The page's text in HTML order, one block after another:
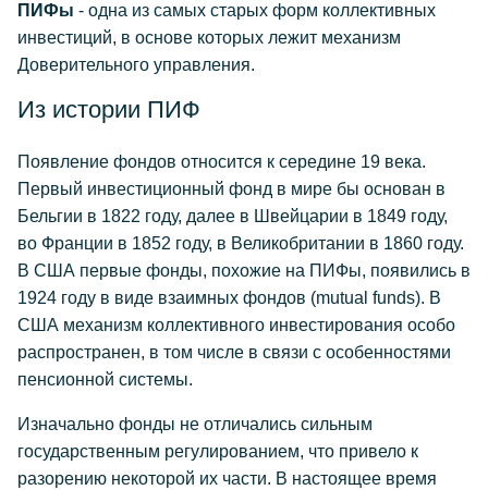
ПИФы - одна из самых старых форм коллективных
инвестиций, в основе которых лежит механизм
Доверительного управления.
Из истории ПИФ
Появление фондов относится к середине 19 века.
Первый инвестиционный фонд в мире бы основан в
Бельгии в 1822 году, далее в Швейцарии в 1849 году,
во Франции в 1852 году, в Великобритании в 1860 году.
В США первые фонды, похожие на ПИФы, появились в
1924 году в виде взаимных фондов (mutual funds). В
США механизм коллективного инвестирования особо
распространен, в том числе в связи с особенностями
пенсионной системы.
Изначально фонды не отличались сильным
государственным регулированием, что привело к
разорению некоторой их части. В настоящее время